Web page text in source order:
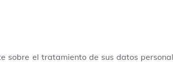
el tratamiento de sus datos